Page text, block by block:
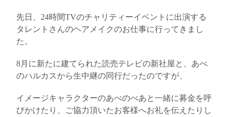
先日、 24時間TVのチャリティーイベントに出演する
タレントさんのヘアメイクのお仕事に行ってきまし
た。
8月に新たに建てられた読売テレビの新社屋と、あべ
のハルカスから生中継の同行だったのですが、
イメージキャラクターのあべのべあと一緒に募金を呼
びかけたり、ご協力頂いたお客様へお礼を伝えたりし